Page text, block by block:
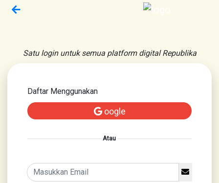
Satu login untuk semua platform digital Republika
Daftar Menggunakan
oogle
Atau